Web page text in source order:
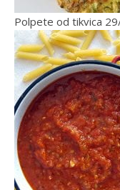
Polpete od tikvica